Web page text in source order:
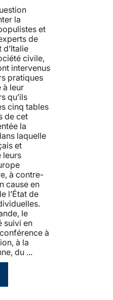
la
et
de
d’Italie
civile,
intervenus
pratiques
à leur
qu’ils
cinq tables
de cet
la
laquelle
et
leurs
à contre-
cause en
l’État de
le
suivi en
à
à la
du ...